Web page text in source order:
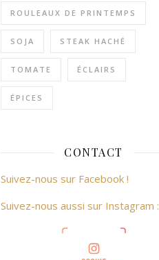
ROULEAUX DE PRINTEMPS
SOJA STEAK HACHÉ
TOMATE ÉCLAIRS
ÉPICES
CONTACT
Suivez-nous sur Facebook !
Suivez-nous aussi sur Instagram :